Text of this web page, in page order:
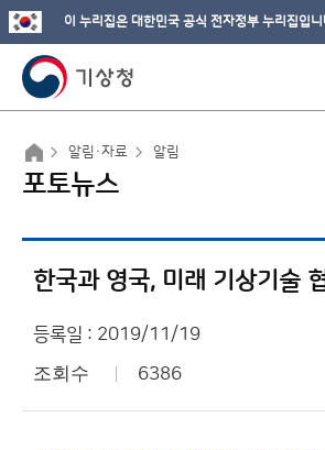
이 누리집은 대한민국 공식 전자정부 누리집입니
알림·자료 알림
포토뉴스
등록일 : 2019/11/19
조회수 6386